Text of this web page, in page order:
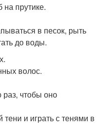
на прутике.
в песок, рыть
до воды.
волос.
раз, чтобы оно
тени и играть с тенями в